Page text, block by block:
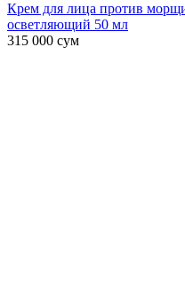
Крем для лица против
осветляющий 50 мл
315 000 сум